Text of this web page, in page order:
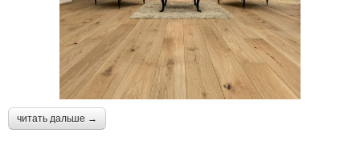
читать дальше →